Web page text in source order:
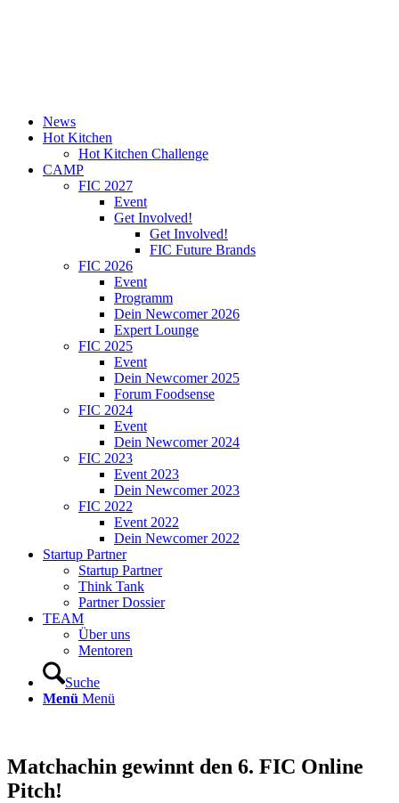
News
Hot Kitchen
Hot Kitchen Challenge
CAMP
FIC 2027
Event
Get Involved!
Get Involved!
FIC Future Brands
FIC 2026
Event
Programm
Dein Newcomer 2026
Expert Lounge
FIC 2025
Event
Dein Newcomer 2025
Forum Foodsense
FIC 2024
Event
Dein Newcomer 2024
FIC 2023
Event 2023
Dein Newcomer 2023
FIC 2022
Event 2022
Dein Newcomer 2022
Startup Partner
Startup Partner
Think Tank
Partner Dossier
TEAM
Über uns
Mentoren
Suche
Menü Menü
Matchachin gewinnt den 6. FIC Online
Pitch!